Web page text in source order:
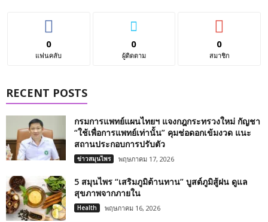
0
แฟนคลับ
0
ผู้ติดตาม
0
สมาชิก
RECENT POSTS
กรมการแพทย์แผนไทยฯ แจงกฎกระทรวงใหม่ กัญชา
“ใช้เพื่อการแพทย์เท่านั้น” คุมช่อดอกเข้มงวด แนะ
สถานประกอบการปรับตัว
ข่าวสมุนไพร พฤษภาคม 17, 2026
5 สมุนไพร “เสริมภูมิต้านทาน” บูสต์ภูมิสู้ฝน ดูแล
สุขภาพจากภายใน
Health พฤษภาคม 16, 2026